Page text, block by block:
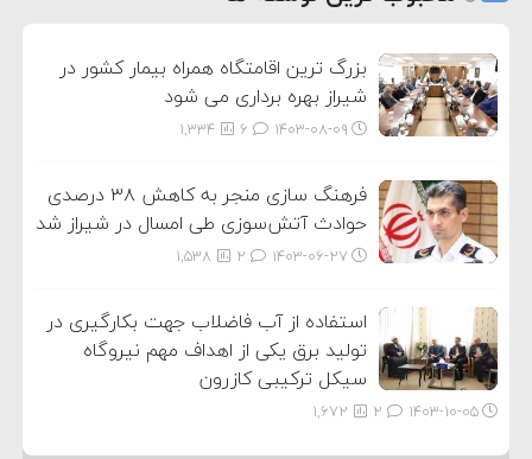
بزرگ ترین اقامتگاه همراه بیمار کشور در
شیراز بهره برداری می شود
۱۴۰۳-۰۸-۰۹ 1,334
فرهنگ سازی منجر به کاهش ۳۸ درصدی
حوادث آتش‌سوزی طی امسال در شیراز شد
۱۴۰۳-۰۶-۲۷ 1,538
استفاده از آب فاضلاب جهت بکارگیری در
تولید برق یکی از اهداف مهم نیروگاه
سیکل ترکیبی کازرون
۱۴۰۳-۱۰-۰۵ 1,672